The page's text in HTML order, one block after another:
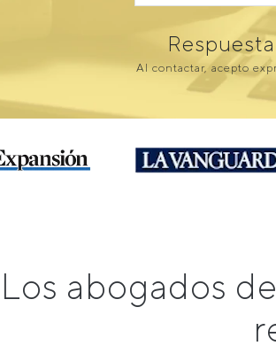
Al contactar, acepto
Los abogados